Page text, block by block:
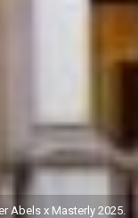
Abels x Masterly 2025.